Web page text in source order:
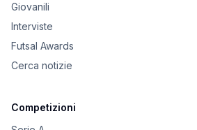
Giovanili
Interviste
Futsal Awards
Cerca notizie
Competizioni